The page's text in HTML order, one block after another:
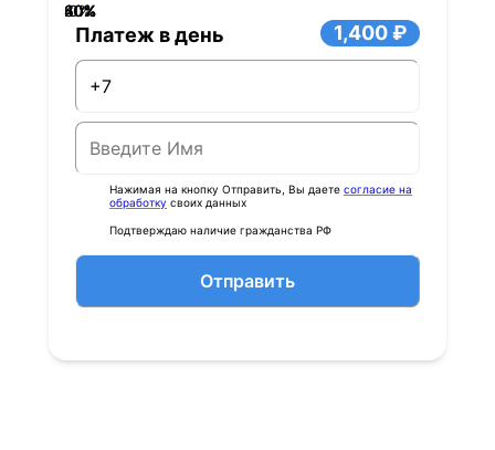
0%
20%
40%
60%
80%
Платеж в день 1,400 ₽
Нажимая на кнопку Отправить, Вы даете согласие на
обработку своих данных
Подтверждаю наличие гражданства РФ
Отправить